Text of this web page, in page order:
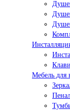
Мебель для